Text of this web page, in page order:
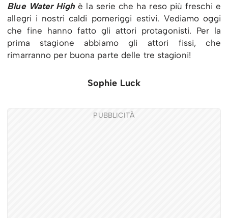
Blue Water Highè la serie che ha reso più freschi e
allegri i nostri caldi pomeriggi estivi. Vediamo oggi
che fine hanno fatto gli attori protagonisti. Per la
prima stagione abbiamo gli attori fissi, che
rimarranno per buona parte delle tre stagioni!
Sophie Luck
PUBBLICITÀ